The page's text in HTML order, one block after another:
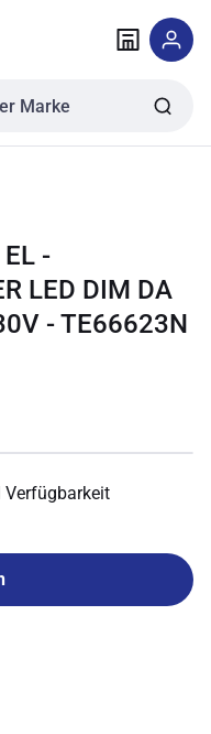
-
LED DIM DA
- TE66623N
Verfügbarkeit